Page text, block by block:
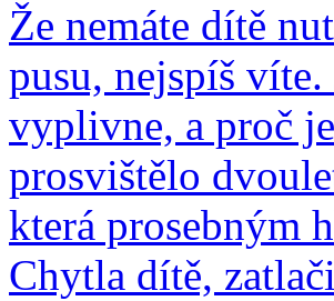
Že nemáte dítě
pusu, nejspíš
vyplivne, a proč
prosvištělo
která prosebným
Chytla dítě,